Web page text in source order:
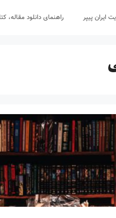
پیپر راهنمای دانلود مقاله،